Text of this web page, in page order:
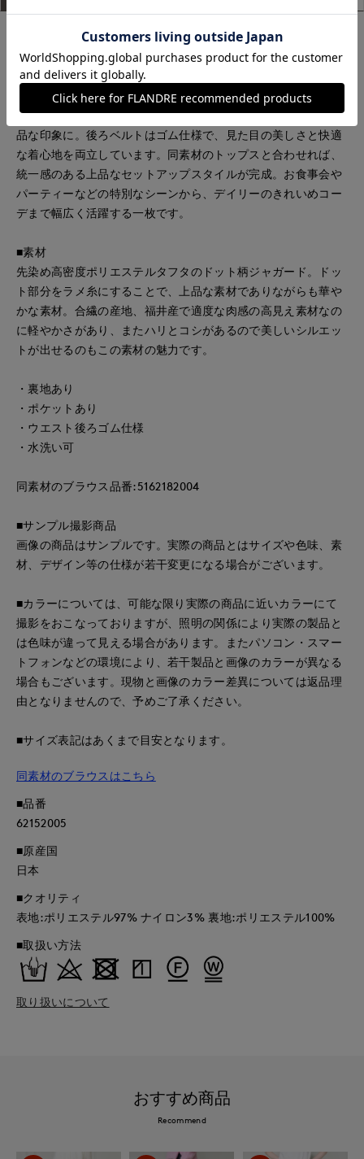
上品なラメ糸を贅沢に織り込んだドットジャガード素材を使用
したタックスカート。動くたびにほどよくきらめき、装いに華
やかさを添えます。ウエストまわりはすっきりと、裾に向かっ
てふんわり広がるタックフレアシルエットで、クラシカルで上
品な印象に。後ろベルトはゴム仕様で、見た目の美しさと快適
な着心地を両立しています。同素材のトップスと合わせれば、
統一感のある上品なセットアップスタイルが完成。お食事会や
パーティーなどの特別なシーンから、デイリーのきれいめコー
デまで幅広く活躍する一枚です。
■素材
先染め高密度ポリエステルタフタのドット柄ジャガード。ドッ
ト部分をラメ糸にすることで、上品な素材でありながらも華や
かな素材。合繊の産地、福井産で適度な肉感の高見え素材なの
に軽やかさがあり、またハリとコシがあるので美しいシルエッ
トが出せるのもこの素材の魅力です。
・裏地あり
・ポケットあり
・ウエスト後ろゴム仕様
・水洗い可
同素材のブラウス品番:5162182004
■サンプル撮影商品
画像の商品はサンプルです。実際の商品とはサイズや色味、素
材、デザイン等の仕様が若干変更になる場合がございます。
■カラーについては、可能な限り実際の商品に近いカラーにて
撮影をおこなっておりますが、照明の関係により実際の製品と
は色味が違って見える場合があります。またパソコン・スマー
トフォンなどの環境により、若干製品と画像のカラーが異なる
場合もございます。現物と画像のカラー差異については返品理
由となりませんので、予めご了承ください。
■サイズ表記はあくまで目安となります。
同素材のブラウスはこちら
■品番
62152005
■原産国
日本
■クオリティ
表地:ポリエステル97% ナイロン3% 裏地:ポリエステル100%
■取扱い方法
取り扱いについて
おすすめ商品
Recommend